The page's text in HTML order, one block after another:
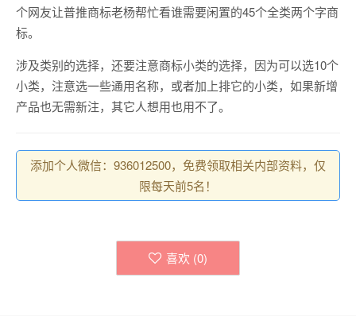
个网友让普推商标老杨帮忙看谁需要闲置的45个全类两个字商
标。
涉及类别的选择，还要注意商标小类的选择，因为可以选10个
小类，注意选一些通用名称，或者加上排它的小类，如果新增
产品也无需新注，其它人想用也用不了。
添加个人微信：936012500，免费领取相关内部资料，仅
限每天前5名！
喜欢 (0)